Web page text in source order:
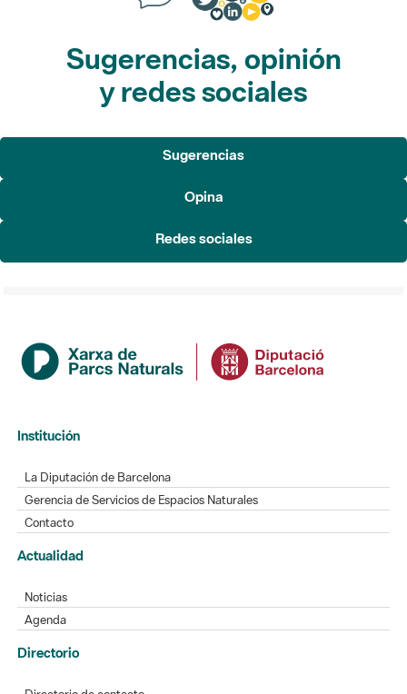
Sugerencias, opinión
y redes sociales
Sugerencias
Opina
Redes sociales
Institución
La Diputación de Barcelona
Gerencia de Servicios de Espacios Naturales
Contacto
Actualidad
Noticias
Agenda
Directorio